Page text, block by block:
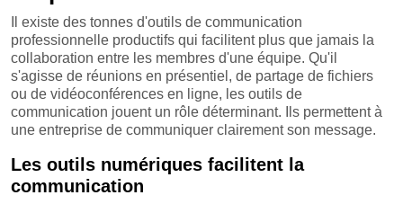
Il existe des tonnes d'outils de communication
professionnelle productifs qui facilitent plus que jamais la
collaboration entre les membres d'une équipe. Qu'il
s'agisse de réunions en présentiel, de partage de fichiers
ou de vidéoconférences en ligne, les outils de
communication jouent un rôle déterminant. Ils permettent à
une entreprise de communiquer clairement son message.
Les outils numériques facilitent la
communication